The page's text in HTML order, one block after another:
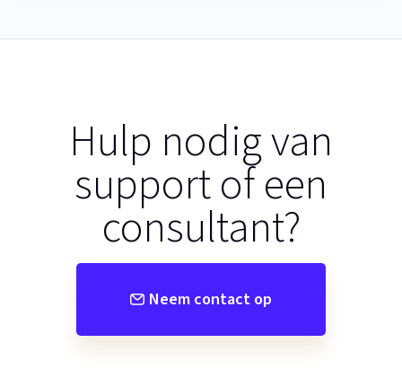
Hulp nodig van
support of een
consultant?
Neem contact op